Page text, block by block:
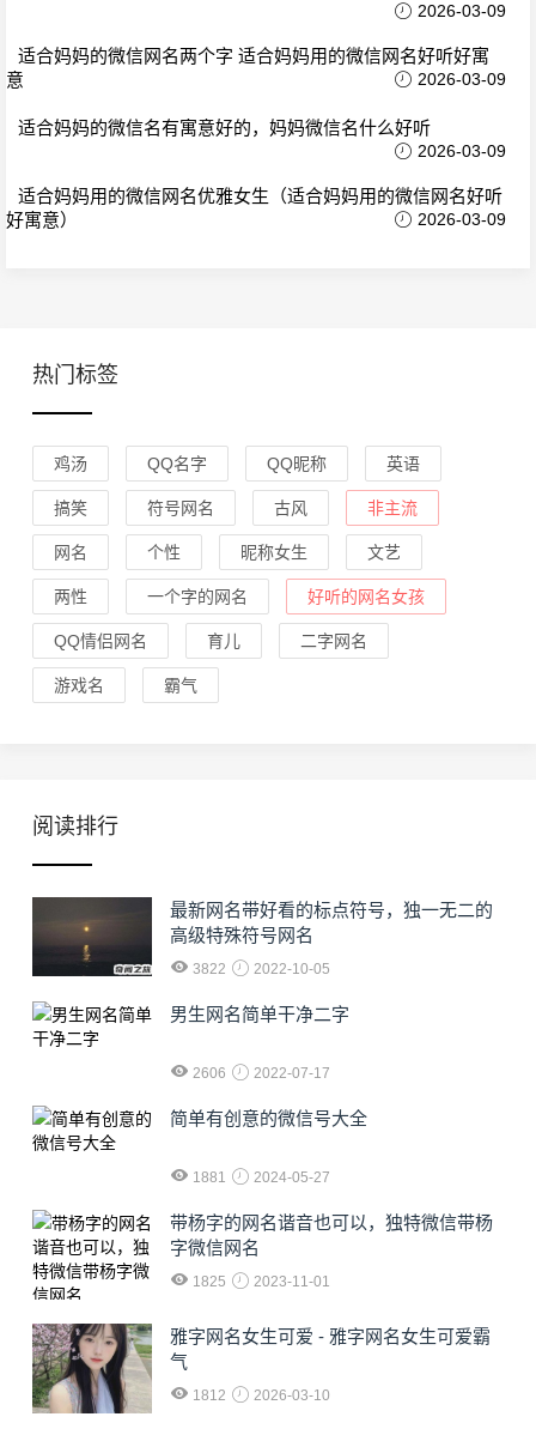
2026-03-09
适合妈妈的微信网名两个字 适合妈妈用的微信网名好听好寓
意
2026-03-09
适合妈妈的微信名有寓意好的，妈妈微信名什么好听
2026-03-09
适合妈妈用的微信网名优雅女生（适合妈妈用的微信网名好听
好寓意）
2026-03-09
热门标签
鸡汤 QQ名字 QQ昵称 英语
搞笑 符号网名 古风 非主流
网名 个性 昵称女生 文艺
两性 一个字的网名 好听的网名女孩
QQ情侣网名 育儿 二字网名
游戏名 霸气
阅读排行
最新网名带好看的标点符号，独一无二的
高级特殊符号网名
3822 2022-10-05
男生网名简单干净二字
2606 2022-07-17
简单有创意的微信号大全
1881 2024-05-27
​带杨字的网名谐音也可以，独特微信带杨
字微信网名
1825 2023-11-01
雅字网名女生可爱 - 雅字网名女生可爱霸
气
1812 2026-03-10